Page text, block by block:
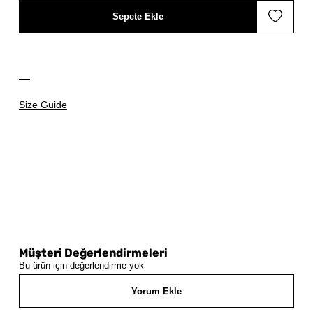
Size Guide
Sepete Ekle
Müşteri Değerlendirmeleri
Bu ürün için değerlendirme yok
Yorum Ekle